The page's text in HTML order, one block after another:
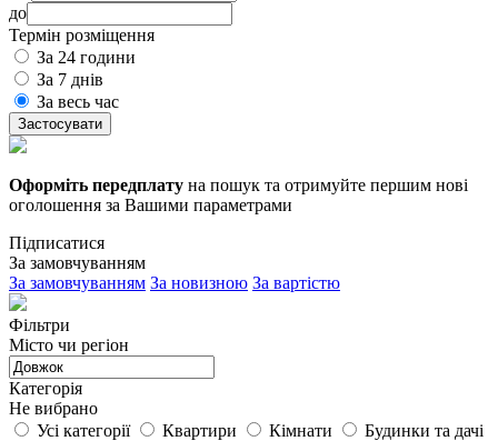
до
Термін розміщення
За 24 години
За 7 днів
За весь час
Застосувати
Оформіть передплату на пошук та отримуйте першим нові
оголошення за Вашими параметрами
Підписатися
За замовчуванням
За замовчуванням За новизною За вартістю
Фільтри
Місто чи регіон
Категорія
Не вибрано
Усі категорії
Квартири Кімнати
Будинки та дачі